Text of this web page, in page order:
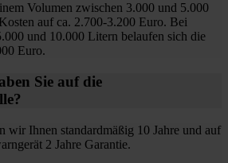
Volumen zwischen 3.000 und 5.000
auf ca. 2.700-3.200 Euro. Bei
und 10.000 Litern belaufen sich die
Euro.
Sie auf die
wir Ihnen standardmäßig 10 Jahre und auf
2 Jahre Garantie.